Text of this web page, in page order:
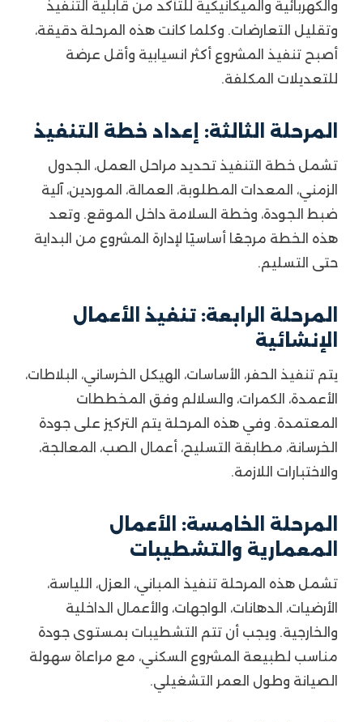
والكهربائية والميكانيكية للتأكد من قابلية التنفيذ
وتقليل التعارضات. وكلما كانت هذه المرحلة دقيقة،
أصبح تنفيذ المشروع أكثر انسيابية وأقل عرضة
للتعديلات المكلفة.
المرحلة الثالثة: إعداد خطة التنفيذ
تشمل خطة التنفيذ تحديد مراحل العمل، الجدول
الزمني، المعدات المطلوبة، العمالة، الموردين، آلية
ضبط الجودة، وخطة السلامة داخل الموقع. وتعد
هذه الخطة مرجعًا أساسيًا لإدارة المشروع من البداية
حتى التسليم.
المرحلة الرابعة: تنفيذ الأعمال
الإنشائية
يتم تنفيذ الحفر، الأساسات، الهيكل الخرساني، البلاطات،
الأعمدة، الكمرات، والسلالم وفق المخططات
المعتمدة. وفي هذه المرحلة يتم التركيز على جودة
الخرسانة، مطابقة التسليح، أعمال الصب، المعالجة،
والاختبارات اللازمة.
المرحلة الخامسة: الأعمال
المعمارية والتشطيبات
تشمل هذه المرحلة تنفيذ المباني، العزل، اللياسة،
الأرضيات، الدهانات، الواجهات، والأعمال الداخلية
والخارجية. ويجب أن تتم التشطيبات بمستوى جودة
مناسب لطبيعة المشروع السكني، مع مراعاة سهولة
الصيانة وطول العمر التشغيلي.